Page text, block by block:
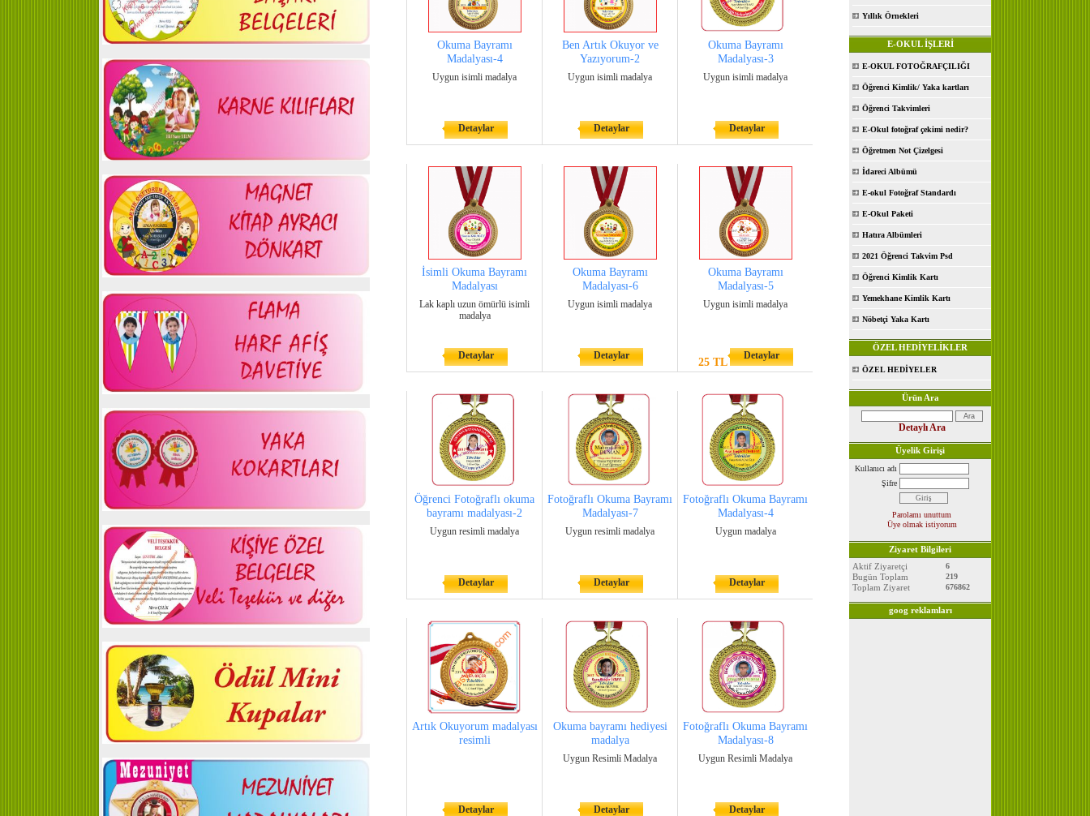
Okuma Bayramı
Madalyası-4
Uygun isimli madalya
Detaylar
Ben Artık Okuyor ve
Yazıyorum-2
Uygun isimli madalya
Detaylar
Okuma Bayramı
Madalyası-3
Uygun isimli madalya
Detaylar
İsimli Okuma Bayramı
Madalyası
Lak kaplı uzun ömürlü isimli
madalya
Detaylar
Okuma Bayramı
Madalyası-6
Uygun isimli madalya
Detaylar
Okuma Bayramı
Madalyası-5
Uygun isimli madalya
25 TL
Detaylar
Öğrenci Fotoğraflı okuma
bayramı madalyası-2
Uygun resimli madalya
Detaylar
Fotoğraflı Okuma Bayramı
Madalyası-7
Uygun resimli madalya
Detaylar
Fotoğraflı Okuma Bayramı
Madalyası-4
Uygun madalya
Detaylar
Artık Okuyorum madalyası
resimli
Detaylar
Okuma bayramı hediyesi
madalya
Uygun Resimli Madalya
Detaylar
Fotoğraflı Okuma Bayramı
Madalyası-8
Uygun Resimli Madalya
Detaylar
Yıllık Örnekleri
E-OKUL İŞLERİ
E-OKUL FOTOĞRAFÇILIĞI
Öğrenci Kimlik/ Yaka kartları
Öğrenci Takvimleri
E-Okul fotoğraf çekimi nedir?
Öğretmen Not Çizelgesi
İdareci Albümü
E-okul Fotoğraf Standardı
E-Okul Paketi
Hatıra Albümleri
2021 Öğrenci Takvim Psd
Öğrenci Kimlik Kartı
Yemekhane Kimlik Kartı
Nöbetçi Yaka Kartı
ÖZEL HEDİYELİKLER
ÖZEL HEDİYELER
Ürün Ara
Detaylı Ara
Üyelik Girişi
Kullanıcı adı
Şifre
Parolamı unuttum
Üye olmak istiyorum
Ziyaret Bilgileri
Aktif Ziyaretçi
6
Bugün Toplam 219
Toplam Ziyaret 676862
goog reklamları